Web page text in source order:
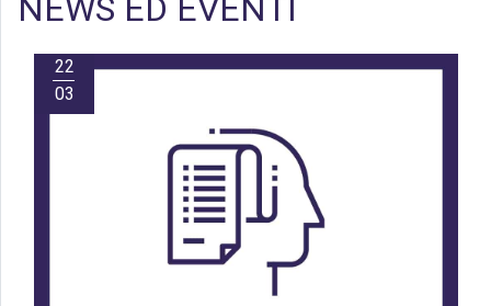
NEWS ED EVENTI
22
03